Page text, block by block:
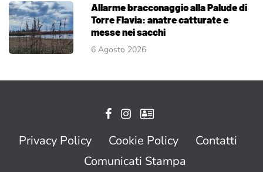
Allarme bracconaggio alla Palude di
Torre Flavia: anatre catturate e
messe nei sacchi
6 Agosto 2026
Privacy Policy Cookie Policy
Contatti
Comunicati Stampa